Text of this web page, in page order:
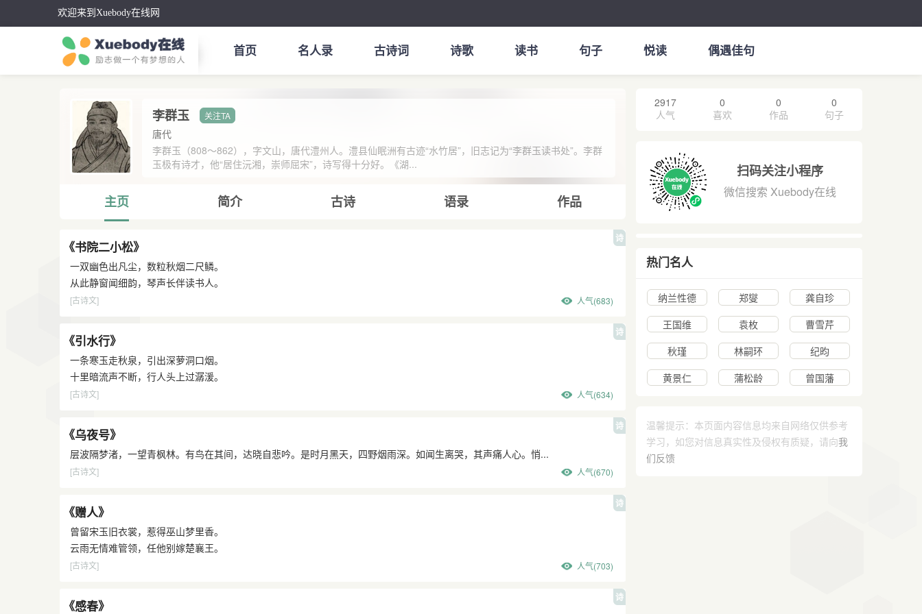
欢迎来到Xuebody在线网
首页 名人录 古诗词 诗歌 读书 句子 悦读 偶遇佳句
李群玉
唐代
李群玉（808～862），字文山，唐代澧州人。澧县仙眠洲有古迹“水竹居”，旧志记为“李群玉读书处”。李群
玉极有诗才，他“居住沅湘，崇师屈宋”，诗写得十分好。《湖...
主页 简介 古诗 语录 作品
诗
《书院二小松》
一双幽色出凡尘，数粒秋烟二尺鳞。
从此静窗闻细韵，琴声长伴读书人。
[古诗文] 人气(683)
诗
《引水行》
一条寒玉走秋泉，引出深萝洞口烟。
十里暗流声不断，行人头上过潺湲。
[古诗文] 人气(634)
诗
《乌夜号》
层波隔梦渚，一望青枫林。有鸟在其间，达晓自悲吟。是时月黑天，四野烟雨深。如闻生离哭，其声痛人心。悄...
[古诗文] 人气(670)
诗
《赠人》
曾留宋玉旧衣裳，惹得巫山梦里香。
云雨无情难管领，任他别嫁楚襄王。
[古诗文] 人气(703)
诗
《感春》
2917
人气
0
喜欢
0
作品
0
句子
扫码关注小程序
微信搜索 Xuebody在线
热门名人
纳兰性德 郑燮
龚自珍
王国维
袁枚
曹雪芹
秋瑾
林嗣环
纪昀
黄景仁
蒲松龄 曾国藩
温馨提示：本页面内容信息均来自网络仅供参考
学习，如您对信息真实性及侵权有质疑，请向我
们反馈